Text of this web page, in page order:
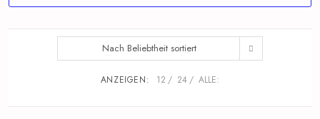
Nach Beliebtheit sortiert
ANZEIGEN: 12 24 ALLE: